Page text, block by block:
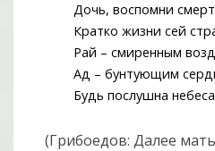
Дочь, воспомни
Кратко жизни сей
Рай – смиренным
Ад – бунтующим
Будь послушна
(Грибоедов: Далее